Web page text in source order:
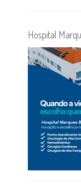
Hospital